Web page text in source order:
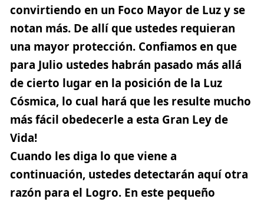
convirtiendo en un Foco Mayor de Luz y se
notan más. De allí que ustedes requieran
una mayor protección. Confiamos en que
para Julio ustedes habrán pasado más allá
de cierto lugar en la posición de la Luz
Cósmica, lo cual hará que les resulte mucho
más fácil obedecerle a esta Gran Ley de
Vida!
Cuando les diga lo que viene a
continuación, ustedes detectarán aquí otra
razón para el Logro. En este pequeño